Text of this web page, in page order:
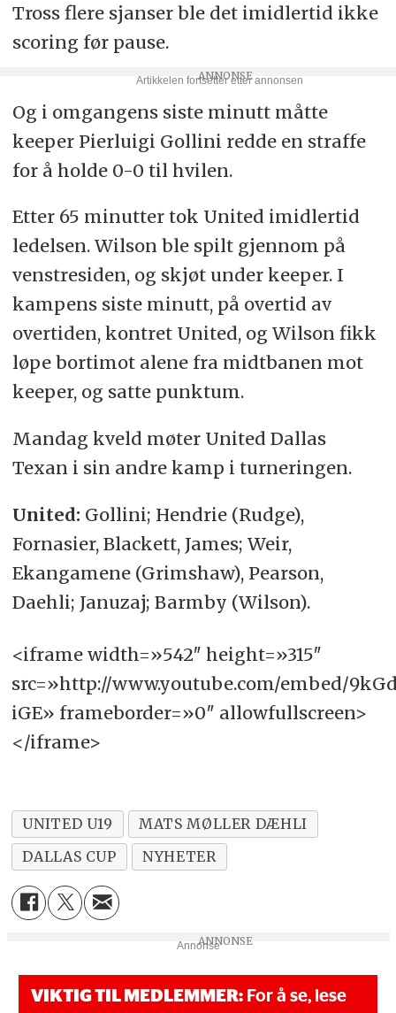
Tross flere sjanser ble det imidlertid ikke
scoring før pause.
Og i omgangens siste minutt måtte
keeper Pierluigi Gollini redde en straffe
for å holde 0-0 til hvilen.
Etter 65 minutter tok United imidlertid
ledelsen. Wilson ble spilt gjennom på
venstresiden, og skjøt under keeper. I
kampens siste minutt, på overtid av
overtiden, kontret United, og Wilson fikk
løpe bortimot alene fra midtbanen mot
keeper, og satte punktum.
Mandag kveld møter United Dallas
Texan i sin andre kamp i turneringen.
United: Gollini; Hendrie (Rudge),
Fornasier, Blackett, James; Weir,
Ekangamene (Grimshaw), Pearson,
Daehli; Januzaj; Barmby (Wilson).
<iframe width=»542″ height=»315″
src=»http://www.youtube.com/embed/
iGE» frameborder=»0″ allowfullscreen>
</iframe>
UNITED U19
MATS MØLLER DÆHLI
DALLAS CUP
NYHETER
Annonse
VIKTIG TIL MEDLEMMER:For å se, lese